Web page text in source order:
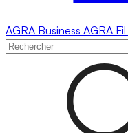
AGRA Business AGRA Fil